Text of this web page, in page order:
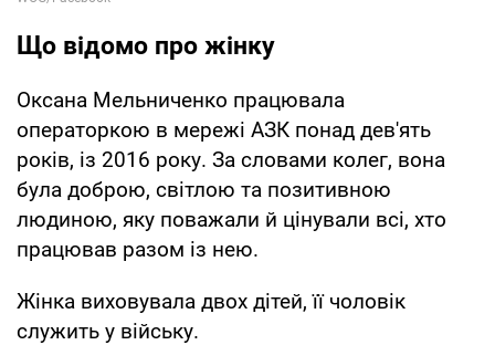
Що відомо про жінку
Оксана Мельниченко працювала
операторкою в мережі АЗК понад дев'ять
років, із 2016 року. За словами колег, вона
була доброю, світлою та позитивною
людиною, яку поважали й цінували всі, хто
працював разом із нею.
Жінка виховувала двох дітей, її чоловік
служить у війську.